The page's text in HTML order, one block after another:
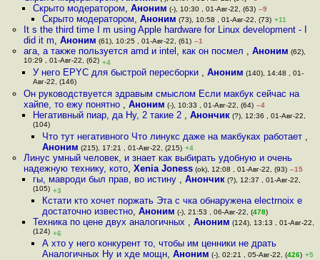
Скрыто модератором, Аноним (-), 10:30 , 01-Авг-22, (63) –9
Скрыто модератором,Аноним (73), 10:58 , 01-Авг-22, (73) +11
It s the third time I m using Apple hardware for Linux development - I
did it m, Аноним (61), 10:25 , 01-Авг-22, (61) –1
ага, а также пользуется amd и intel, как он посмел , Аноним (62),
10:29 , 01-Авг-22, (62) +4
У него EPYC для быстрой пересборки , Аноним (140), 14:48 , 01-
Авг-22, (146)
Он руководствуется здравым смыслом Если макбук сейчас на
хайпе, то ежу понятно , Аноним (-), 10:33 , 01-Авг-22, (64) –4
Негативный пиар, да Ну, 2 такие 2 , Анончик(?), 12:36 , 01-Авг-22,
(104)
Что тут негативного Что линукс даже на макбуках работает ,
Аноним (215), 17:21 , 01-Авг-22, (215) +4
Линус умный человек, и знает как выбирать удобную и очень
надежную технику, кото, Xenia Joness(ok), 12:08 , 01-Авг-22, (93) –15
гы, мавроди был прав, во истину , Анончик(?), 12:37 , 01-Авг-22,
(105) +3
Кстати кто хочет поржать Эта с чка обнаружена electrnoix е
достаточно известно,Аноним (-), 21:53 , 06-Авг-22, (478)
Техника по цене двух аналогичных , Аноним (124), 13:13 , 01-Авг-22,
(124) +6
А хто у него конкурент то, чтобы им ценники не драть
Аналогичных Ну и хде мощн,Аноним (-), 02:21 , 05-Авг-22, (426) +5